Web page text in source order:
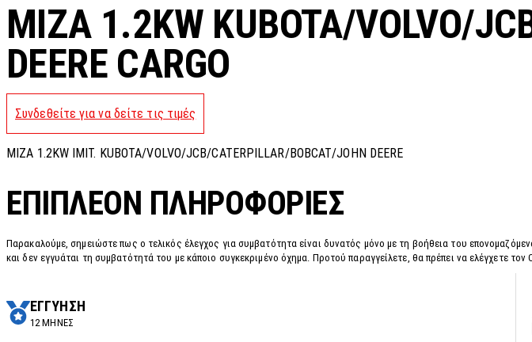
MIZA 1.2KW KUBOTA/VOLVO/
DEERE CARGO
Συνδεθείτε για να δείτε τις τιμές
MIZA 1.2KW IMIT. KUBOTA/VOLVO/JCB/CATERPILLAR/BOBCAT/JOHN DEERE
ΕΠΙΠΛΈΟΝ ΠΛΗΡΟΦΟΡΊΕΣ
Παρακαλούμε, σημειώστε πως ο τελικός έλεγχος για συμβατότητα είναι δυνατός μόνο με τη βοήθεια του
και δεν εγγυάται τη συμβατότητά του με κάποιο συγκεκριμένο όχημα. Προτού παραγγείλετε, θα πρέπει να ελέγχετε
ΕΓΓΥΗΣΗ
12 ΜΗΝΕΣ